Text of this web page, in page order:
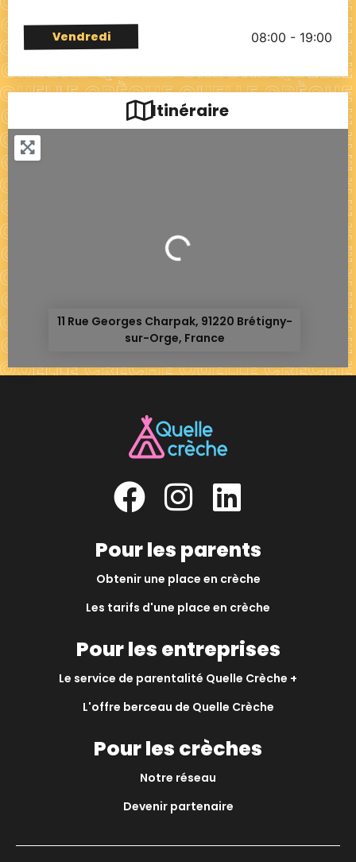
Vendredi 08:00 - 19:00
Itinéraire
Chargement...
11 Rue Georges Charpak, 91220 Brétigny-
sur-Orge, France
Pour les parents
Obtenir une place en crèche
Les tarifs d'une place en crèche
Pour les entreprises
Le service de parentalité Quelle Crèche +
L'offre berceau de Quelle Crèche
Pour les crèches
Notre réseau
Devenir partenaire